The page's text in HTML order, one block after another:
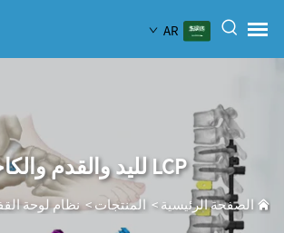
AR
LCP لليد والقدم والكاحل
الصفحة الرئيسية >المنتجات>نظام لوحة